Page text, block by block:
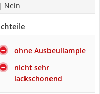
Nein
ohne Ausbeullample
nicht sehr
lackschonend